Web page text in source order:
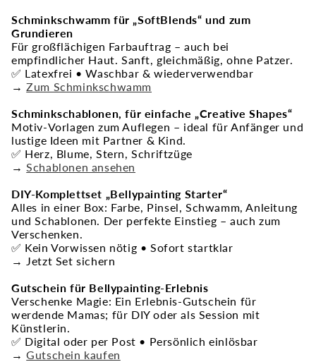
Schminkschwamm für „SoftBlends“ und zum
Grundieren
Für großflächigen Farbauftrag – auch bei
empfindlicher Haut. Sanft, gleichmäßig, ohne Patzer.
✅ Latexfrei • Waschbar & wiederverwendbar
→Zum Schminkschwamm
Schminkschablonen, für einfache „Creative Shapes“
Motiv-Vorlagen zum Auflegen – ideal für Anfänger und
lustige Ideen mit Partner & Kind.
✅ Herz, Blume, Stern, Schriftzüge
→Schablonen ansehen
DIY-Komplettset „Bellypainting Starter“
Alles in einer Box: Farbe, Pinsel, Schwamm, Anleitung
und Schablonen. Der perfekte Einstieg – auch zum
Verschenken.
✅ Kein Vorwissen nötig • Sofort startklar
→ Jetzt Set sichern
Gutschein für Bellypainting-Erlebnis
Verschenke Magie: Ein Erlebnis-Gutschein für
werdende Mamas; für DIY oder als Session mit
Künstlerin.
✅ Digital oder per Post • Persönlich einlösbar
→Gutschein kaufen